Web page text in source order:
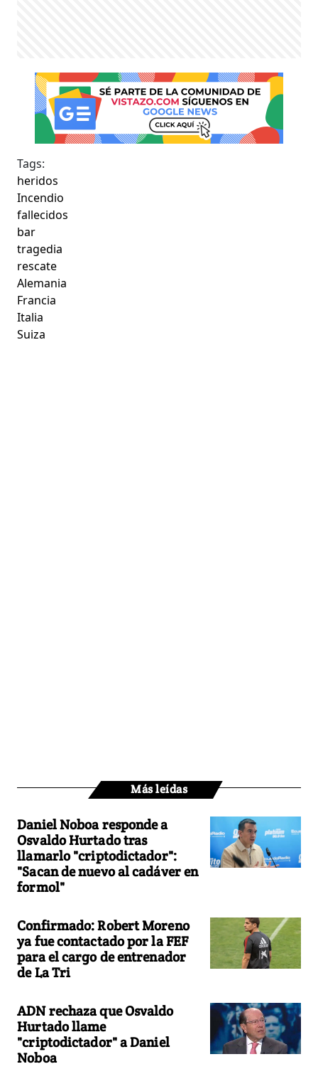
Tags:
heridos
Incendio
fallecidos
bar
tragedia
rescate
Alemania
Francia
Italia
Suiza
Más leídas
Daniel Noboa responde a
Osvaldo Hurtado tras
llamarlo "criptodictador":
"Sacan de nuevo al cadáver en
formol"
Confirmado: Robert Moreno
ya fue contactado por la FEF
para el cargo de entrenador
de La Tri
ADN rechaza que Osvaldo
Hurtado llame
"criptodictador" a Daniel
Noboa